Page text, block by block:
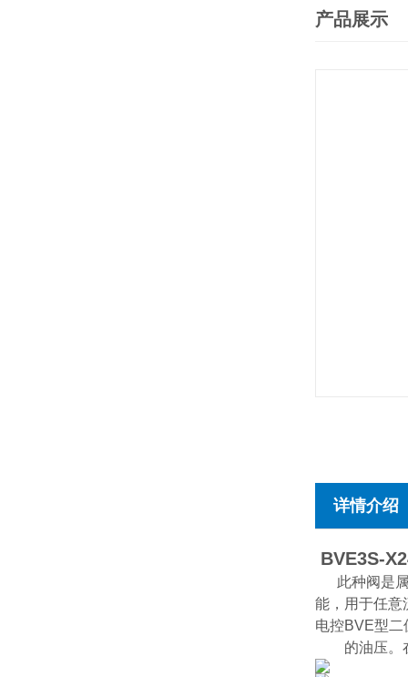
产品展示
详情介绍
BVE3S-
此种阀是属
能，用于任意
电控BVE型二
的油压。在